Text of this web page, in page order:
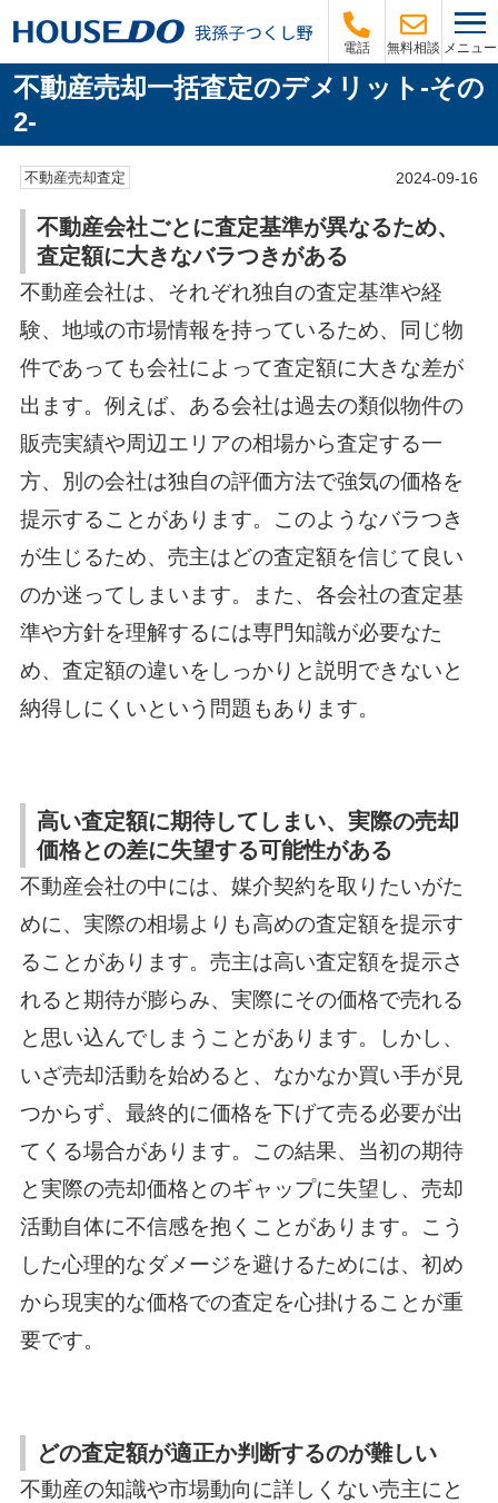
電話 無料相談 メニュー
不動産売却一括査定のデメリット-その
2-
不動産売却査定 2024-09-16
不動産会社ごとに査定基準が異なるため、
査定額に大きなバラつきがある
不動産会社は、それぞれ独自の査定基準や経
験、地域の市場情報を持っているため、同じ物
件であっても会社によって査定額に大きな差が
出ます。例えば、ある会社は過去の類似物件の
販売実績や周辺エリアの相場から査定する一
方、別の会社は独自の評価方法で強気の価格を
提示することがあります。このようなバラつき
が生じるため、売主はどの査定額を信じて良い
のか迷ってしまいます。また、各会社の査定基
準や方針を理解するには専門知識が必要なた
め、査定額の違いをしっかりと説明できないと
納得しにくいという問題もあります。
高い査定額に期待してしまい、実際の売却
価格との差に失望する可能性がある
不動産会社の中には、媒介契約を取りたいがた
めに、実際の相場よりも高めの査定額を提示す
ることがあります。売主は高い査定額を提示さ
れると期待が膨らみ、実際にその価格で売れる
と思い込んでしまうことがあります。しかし、
いざ売却活動を始めると、なかなか買い手が見
つからず、最終的に価格を下げて売る必要が出
てくる場合があります。この結果、当初の期待
と実際の売却価格とのギャップに失望し、売却
活動自体に不信感を抱くことがあります。こう
した心理的なダメージを避けるためには、初め
から現実的な価格での査定を心掛けることが重
要です。
どの査定額が適正か判断するのが難しい
不動産の知識や市場動向に詳しくない売主にと